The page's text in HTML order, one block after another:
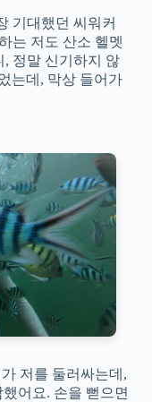
기대했던 씨워커
는 저도 산소 헬멧
정말 신기하지 않
는데, 막상 들어가
저를 둘러싸는데,
어요. 손을 뻗으면